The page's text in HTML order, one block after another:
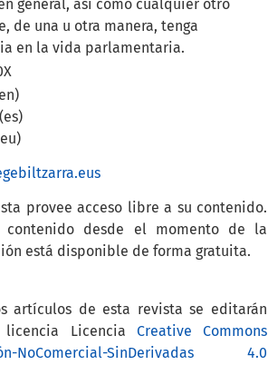
general, así como cualquier otro
de una u otra manera, tenga
en la vida parlamentaria.
provee acceso libre a su contenido.
contenido desde el momento de la
está disponible de forma gratuita.
artículos de esta revista se editarán
Licencia Creative Commons
NoComercial-SinDerivadas 4.0